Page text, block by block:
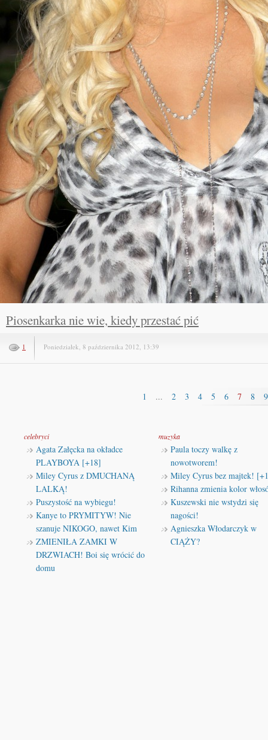
Piosenkarka nie wie, kiedy przestać pić
1 Poniedziałek, 8 października 2012, 13:39
1 ... 2 3 4 5 6 7 8 9
celebryci
Agata Załęcka na okładce
PLAYBOYA [+18]
Miley Cyrus z DMUCHANĄ
LALKĄ!
Puszystość na wybiegu!
Kanye to PRYMITYW! Nie
szanuje NIKOGO, nawet Kim
ZMIENIŁA ZAMKI W
DRZWIACH! Boi się wrócić do
domu
muzyka
Paula toczy walkę z
nowotworem!
Miley Cyrus bez majtek!
Rihanna zmienia kolor
Kuszewski nie wstydzi się
nagości!
Agnieszka Włodarczyk w
CIĄŻY?